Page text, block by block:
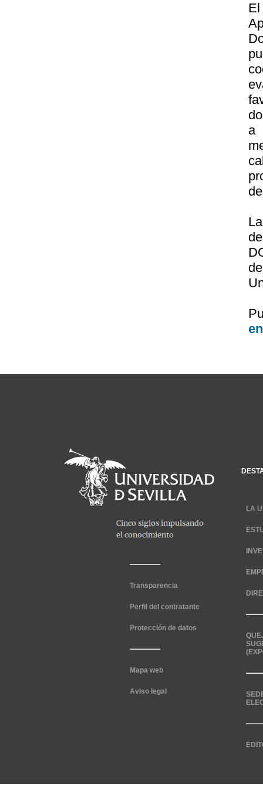
a
Transparencia
Perfil del contratante
Protección de datos
Mapa web
Aviso legal
LA